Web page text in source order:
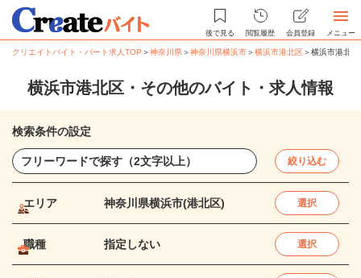
後で見る 閲覧履歴 会員登録 メニュー
クリエイトバイト・パート求人TOP ＞神奈川県＞神奈川県横浜市＞横浜市港北区＞横浜市港北
横浜市港北区・その他のバイト・求人情報
検索条件の設定
絞り込む
エリア 神奈川県横浜市(港北区) 選択
職種 指定しない 選択